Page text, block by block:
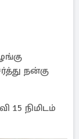
நன்கு
15 நிமிடம்